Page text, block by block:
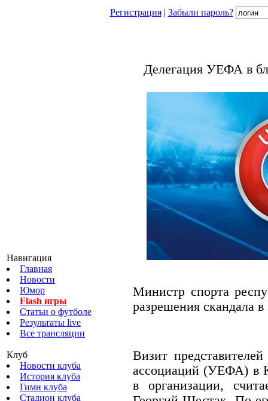
Регистрация| Забыли пароль?
Навигация
Главная
Новости
Юмор
Flash игры
Статьи о футболе
Результаты live
Все трансляции
Клуб
Новости клуба
История клуба
Гимн клуба
Стадион клуба
Делегация УЕФА в
Министр спорта
разрешения скандала
Визит
ассоциаций (УЕФА) в
в организации,